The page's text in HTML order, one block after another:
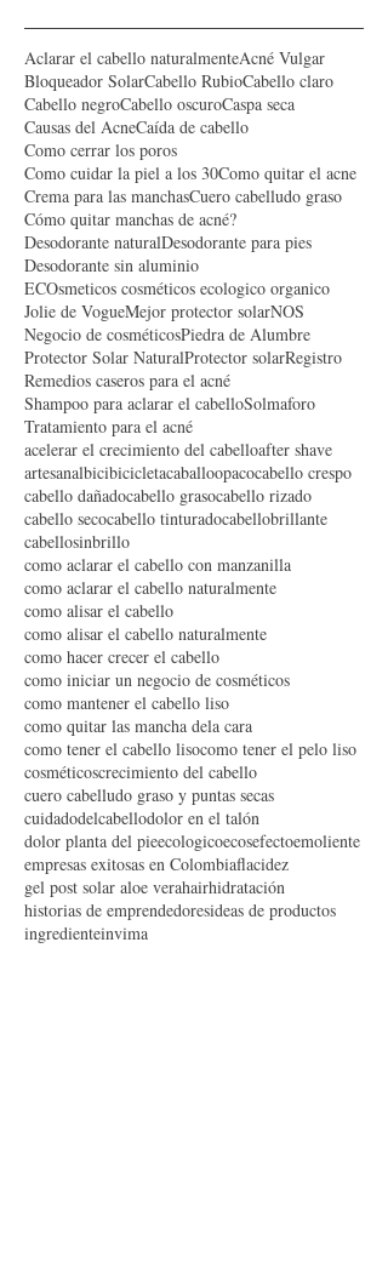
Buscar por tags
Aclarar el cabello naturalmenteAcné Vulgar
Bloqueador SolarCabello Rubio
Cabello negroCabello oscuroCaspa seca
Causas del AcneCaída de cabello
Como cerrar los poros
Como cuidar la piel a los 30Como quitar el acne
Crema para las manchasCuero cabelludo graso
Cómo quitar manchas de acné?
Desodorante naturalDesodorante para pies
Desodorante sin aluminio
ECOsmeticos cosméticos ecologico organico
Jolie de VogueMejor protector solar
NOS
Negocio de cosméticosPiedra de Alumbre
Protector Solar NaturalProtector solar
Remedios caseros para el acné
Shampoo para aclarar el cabelloSolmaforo
Tratamiento para el acné
acelerar el crecimiento del cabelloafter shave
artesanalbicibicicleta
cabello dañadocabello graso cabello rizado
cabello secocabello tinturadocabellobrillante
cabellosinbrillo
como aclarar el cabello con manzanilla
como aclarar el cabello naturalmente
como alisar el cabello
como alisar el cabello naturalmente
como hacer crecer el cabello
como iniciar un negocio de cosméticos
como mantener el cabello liso
como quitar las mancha dela cara
como tener el cabello lisocomo tener el pelo liso
cosméticoscrecimiento del cabello
cuero cabelludo graso y puntas secas
cuidadodelcabello dolor en el talón
dolor planta del pieecologicoecosefectoemoliente
empresas exitosas en Colombia
flacidez
gel post solar aloe vera